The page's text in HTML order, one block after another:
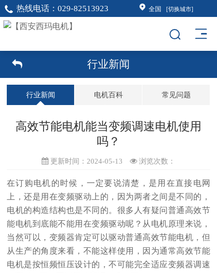
热线电话： 029-82513923 全国 [切换城市]
行业新闻
行业新闻 电机百科 常见问题
高效节能电机能当变频调速电机使用
吗？
更新时间：2024-05-13 浏览次数：
在订购电机的时候，一定要说清楚，是用在直接电网
上，还是用在变频驱动上的，因为两者之间是不同的，
电机的构造结构也是不同的。很多人有疑问普通高效节
能电机到底能不能用在变频驱动呢？从电机原理来说，
当然可以，变频器肯定可以驱动普通高效节能电机，但
从生产的角度来看，不能这样使用，因为通常高效节能
电机是按恒频恒压设计的，不可能完全适应变频器调速